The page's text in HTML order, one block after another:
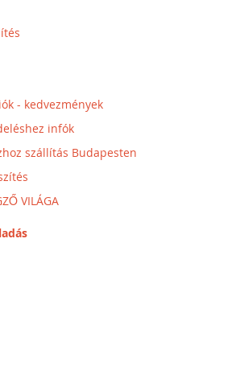
- kedvezmények
infók
szállítás Budapesten
VILÁGA